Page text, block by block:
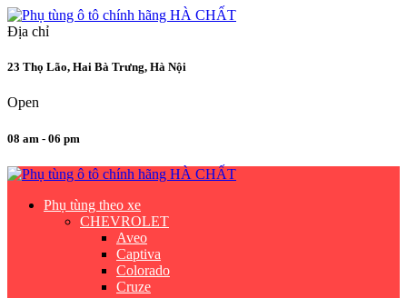
Địa chỉ
23 Thọ Lão, Hai Bà Trưng, Hà Nội
Open
08 am - 06 pm
Phụ tùng theo xe
CHEVROLET
Aveo
Captiva
Colorado
Cruze